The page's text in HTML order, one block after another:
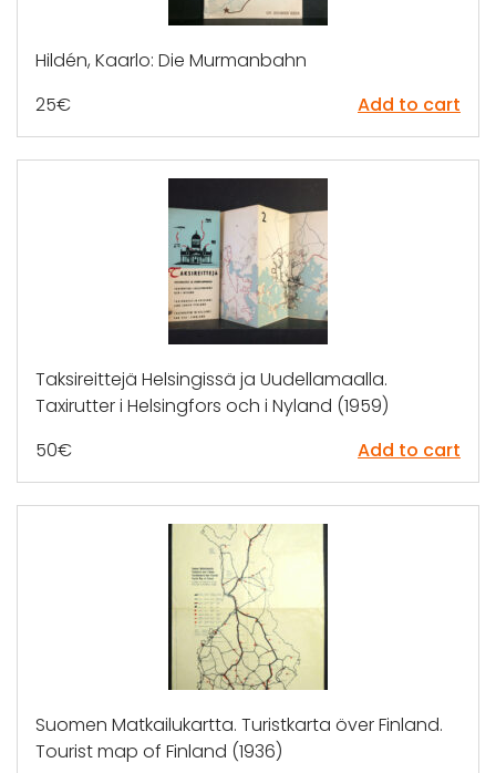
Hildén, Kaarlo: Die Murmanbahn
25€ Add to cart
Taksireittejä Helsingissä ja Uudellamaalla.
Taxirutter i Helsingfors och i Nyland (1959)
50€ Add to cart
Suomen Matkailukartta. Turistkarta över Finland.
Tourist map of Finland (1936)